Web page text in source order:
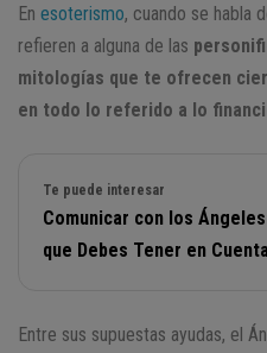
En esoterismo, cuando se habla
refieren a alguna de las
mitologías que te ofrecen
en todo lo referido a lo
Te puede interesar
Comunicar con los
que Debes Tener en Cuenta
Entre sus supuestas ayudas, el